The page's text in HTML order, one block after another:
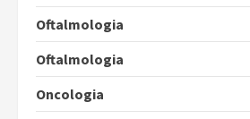
Oftalmologia
Oftalmologia
Oncologia